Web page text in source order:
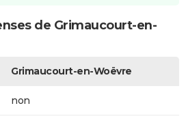
de Grimaucourt-en-
Grimaucourt-en-Woëvre
non